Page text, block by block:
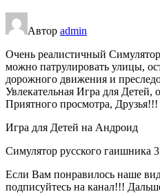
Автор admin
Очень реалистичный
можно патрулировать улицы,
дорожного движения и
Увлекательная Игра для Детей,
Приятного просмотра, Друзья!!!
Игра для Детей на Андроид
Симулятор русского гаишника
Если Вам понравилось наше
подписуйтесь на канал!!!